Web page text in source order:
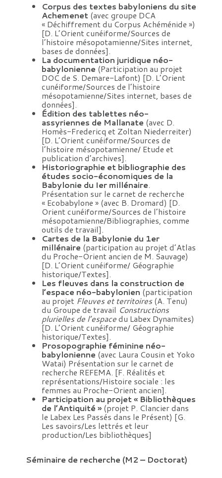
Corpus des textes babyloniens du site
Achemenet (avec groupe DCA
« Déchiffrement du Corpus Achéménide »)
[D. L’Orient cunéiforme/Sources de
l’histoire mésopotamienne/Sites internet,
bases de données].
La documentation juridique néo-
babylonienne (Participation au projet
DOC de S. Demare-Lafont) [D. L’Orient
cunéiforme/Sources de l’histoire
mésopotamienne/Sites internet, bases de
données].
Édition des tablettes néo-
assyriennes de Mallanate (avec D.
Homès-Fredericq et Zoltan Niederreiter)
[D. L’Orient cunéiforme/Sources de
l’histoire mésopotamienne/ Etude et
publication d’archives].
Historiographie et bibliographie des
études socio-économiques de la
Babylonie du Ier millénaire.
Présentation sur le carnet de recherche
« Ecobabylone » (avec B. Dromard) [D.
Orient cunéiforme/Sources de l’histoire
mésopotamienne/Bibliographies, comme
outils de travail].
Cartes de la Babylonie du 1er
millénaire (participation au projet d’Atlas
du Proche-Orient ancien de M. Sauvage)
[D. L’Orient cunéiforme/ Géographie
historique/Textes].
Les fleuves dans la construction de
l’espace néo-babylonien (participation
au projet Fleuves et territoires(A. Tenu)
du Groupe de travail Constructions
plurielles de l’espacedu Labex Dynamites)
[D. L’Orient cunéiforme/ Géographie
historique/Textes].
Prosopographie féminine néo-
babylonienne (avec Laura Cousin et Yoko
Watai) Présentation sur le carnet de
recherche REFEMA. [F. Réalités et
représentations/Histoire sociale : les
femmes au Proche-Orient ancien].
Participation au projet « Bibliothèques
de l’Antiquité » (projet P. Clancier dans
le Labex Les Passés dans le Présent) [G.
Les savoirs/Les lettrés et leur
production/Les bibliothèques]
Séminaire de recherche (M2 – Doctorat)